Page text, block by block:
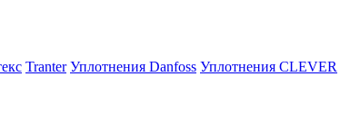
Tranter Уплотнения Danfoss Уплотнения CLEVER